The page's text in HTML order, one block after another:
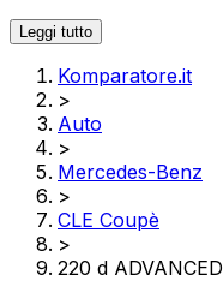
Leggi tutto
Komparatore.it
>
Auto
>
Mercedes-Benz
>
CLE Coupè
>
220 d ADVANCED